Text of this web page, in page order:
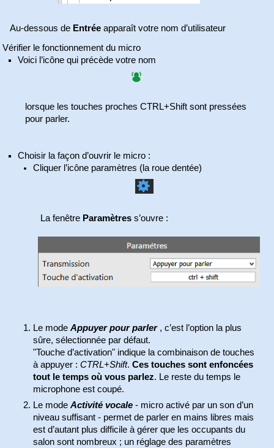
Au-dessous de Entrée apparaît votre nom d’utilisateur
Vérifier le fonctionnement du micro
Voici l’icône qui précède votre nom
lorsque les touches proches CTRL+Shift sont pressées
pour parler.
Choisir la façon d’ouvrir le micro :
Cliquer l’icône paramètres (la roue dentée)
La fenêtre Paramètres s’ouvre :
Le modeAppuyer pour parler , c’est l’option la plus
sûre, sélectionnée par défaut.
"Touche d’activation" indique la combinaison de touches
à appuyer :CTRL+Shift.Ces touches sont enfoncées
tout le temps où vous parlez. Le reste du temps le
microphone est coupé.
Le mode Activité vocale - micro activé par un son d’un
niveau suffisant - permet de parler en mains libres mais
est d’autant plus difficile à gérer que les occupants du
salon sont nombreux ; un réglage des paramètres